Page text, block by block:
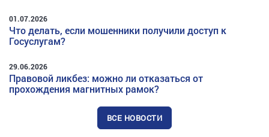
01.07.2026
Что делать, если мошенники получили доступ к
Госуслугам?
29.06.2026
Правовой ликбез: можно ли отказаться от
прохождения магнитных рамок?
ВСЕ НОВОСТИ